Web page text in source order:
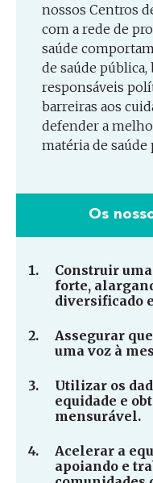
nossos Centros
com a rede de
saúde
de saúde
responsáveis
barreiras aos
defender a
matéria de saúde
Os
Construir
forte,
diversificado
Assegurar
uma voz à
Utilizar os
equidade e
mensurável.
Acelerar a
apoiando e